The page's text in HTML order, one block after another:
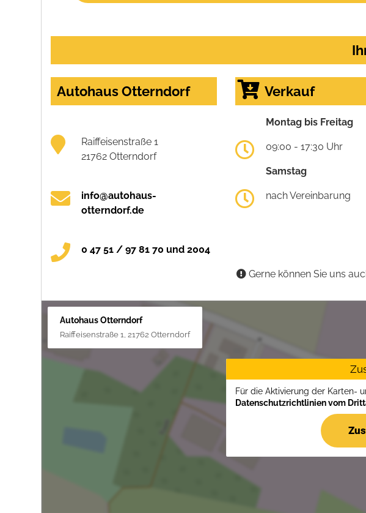
Autohaus Otterndorf
Raiffeisenstraße 1
21762 Otterndorf
info@autohaus-
otterndorf.de
0 47 51 / 97 81 70 und 2004
Verkauf
Montag bis Freitag
09:00 - 17:30 Uhr
Samstag
nach Vereinbarung
Gerne können Sie uns
Autohaus Otterndorf
Raiffeisenstraße 1, 21762 Otterndorf
Für die Aktivierung der Karten-
Datenschutzrichtlinien vom